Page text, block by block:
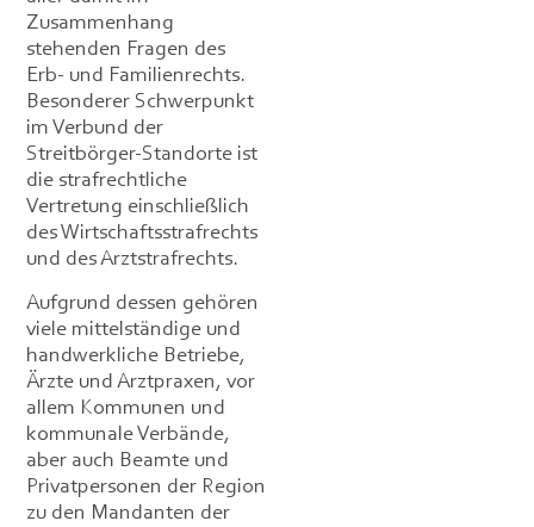
Zusammenhang
stehenden Fragen des
Erb- und Familienrechts.
Besonderer Schwerpunkt
im Verbund der
Streitbörger-Standorte ist
die strafrechtliche
Vertretung einschließlich
des Wirtschaftsstrafrechts
und des Arztstrafrechts.
Aufgrund dessen gehören
viele mittelständige und
handwerkliche Betriebe,
Ärzte und Arztpraxen, vor
allem Kommunen und
kommunale Verbände,
aber auch Beamte und
Privatpersonen der Region
zu den Mandanten der